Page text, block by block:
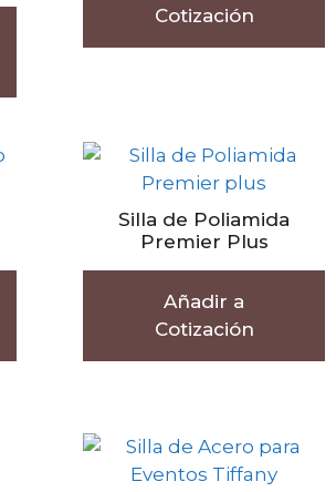
Cotización
Silla de Poliamida
Premier Plus
Añadir a
Cotización